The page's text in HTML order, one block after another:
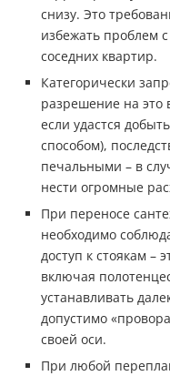
снизу. Это
избежать проблем
соседних квартир.
Категорически
разрешение на это
если удастся
способом),
печальными – в
нести огромные
При переносе
необходимо
доступ к стоякам –
включая
устанавливать
допустимо
своей оси.
При любой